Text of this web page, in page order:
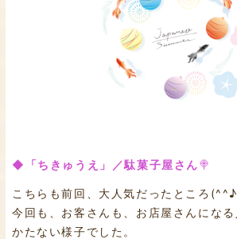
◆「ちきゅうえ」／駄菓子屋さん🍭
こちらも前回、大人気だったところ(^^♪
今回も、お客さんも、お店屋さんにな
かたない様子でした。